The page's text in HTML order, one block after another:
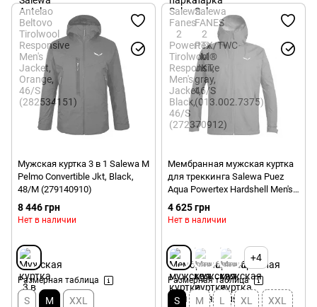
Мужская куртка 3 в 1 Salewa M
Pelmo Convertible Jkt, Black,
48/M (279140910)
8 446 грн
Нет в наличии
Размерная таблица
S M XXL
Мембранная мужская куртка
для треккинга Salewa Puez
Aqua Powertex Hardshell Men's
Jacket, Grey, 46/S (245450311)
4 625 грн
Нет в наличии
+4
Размерная таблица
S M L XL XXL